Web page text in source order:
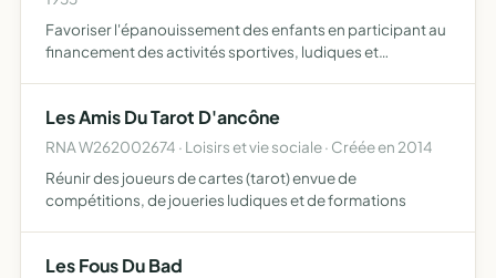
Favoriser l'épanouissement des enfants en participant au
financement des activités sportives, ludiques et
éta…
Les Amis Du Tarot D'ancône
RNA W262002674 · Loisirs et vie sociale · Créée en 2014
Réunir des joueurs de cartes (tarot) envue de
compétitions, de joueries ludiques et de formations
Les Fous Du Bad